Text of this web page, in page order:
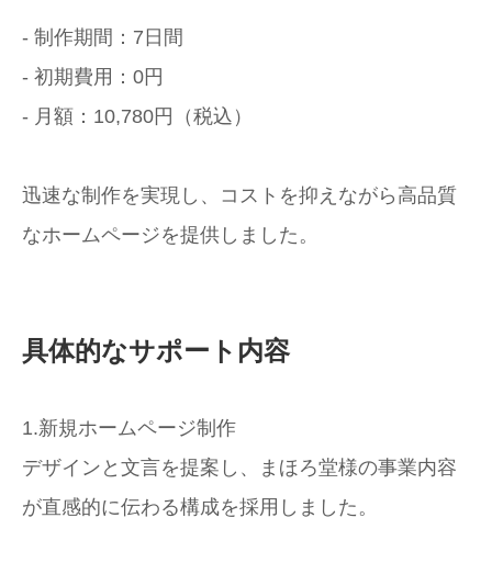
- 制作期間：7日間
- 初期費用：0円
- 月額：10,780円（税込）
迅速な制作を実現し、コストを抑えながら高品質
なホームページを提供しました。
具体的なサポート内容
1.新規ホームページ制作
デザインと文言を提案し、まほろ堂様の事業内容
が直感的に伝わる構成を採用しました。